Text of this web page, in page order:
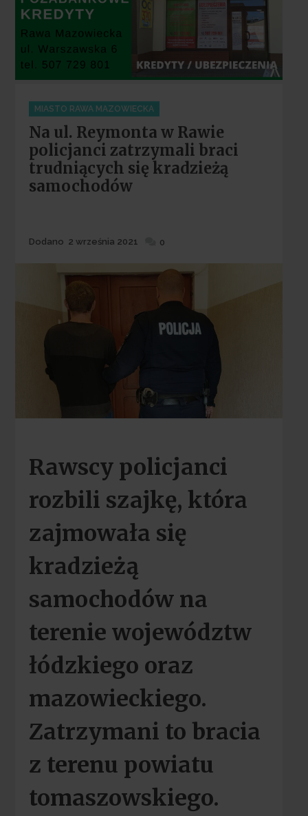
Categories
MIASTO RAWA MAZOWIECKA
Na ul. Reymonta w Rawie
policjanci zatrzymali braci
trudniących się kradzieżą
samochodów
Dodane
Dodano 2 września 2021 0
Rawscy policjanci
rozbili szajkę, która
zajmowała się
kradzieżą
samochodów na
terenie województw
łódzkiego oraz
mazowieckiego.
Zatrzymani to bracia
z terenu powiatu
tomaszowskiego.